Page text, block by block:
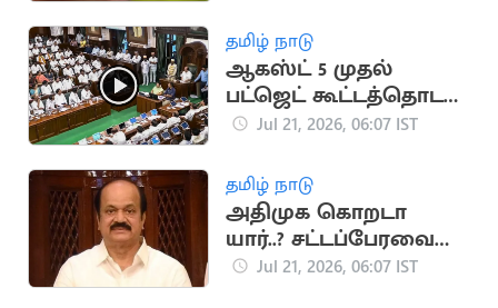
தமிழ் நாடு
ஆகஸ்ட் 5 முதல்
பட்ஜெட் கூட்டத்தொடர்..
சபாநாயகர் அறிவிப்பு
Jul 21, 2026, 06:07 IST
தமிழ் நாடு
அதிமுக கொறடா
யார்..? சட்டப்பேரவை
கூடும்போது அறிவிப்பு
Jul 21, 2026, 06:07 IST